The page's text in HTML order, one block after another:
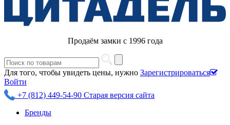
Продаём замки с 1996 года
Для того, чтобы увидеть цены, нужно Зарегистрироваться
Войти
+7 (812) 449-54-90 Старая версия сайта
Бренды